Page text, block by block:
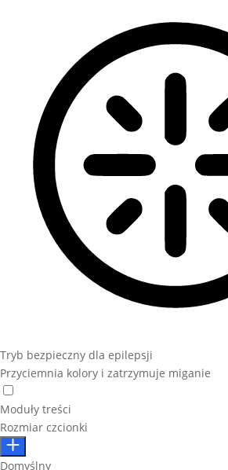
Tryb bezpieczny dla epilepsji
Przyciemnia kolory i zatrzymuje miganie
Moduły treści
Rozmiar czcionki
Domyślny